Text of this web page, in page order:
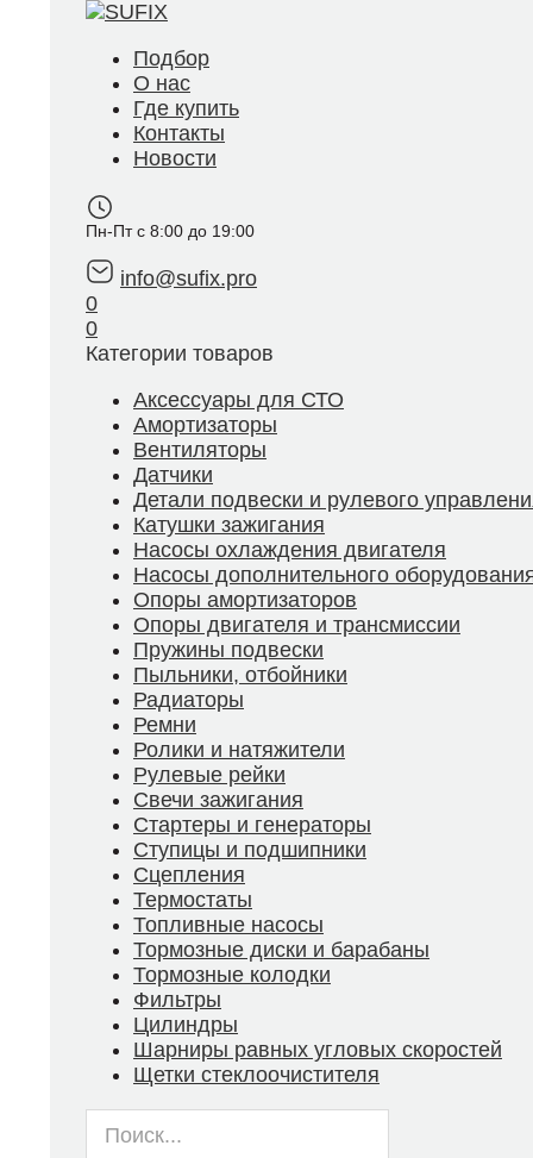
Подбор
О нас
Где купить
Контакты
Новости
Пн-Пт с 8:00 до 19:00
info@sufix.pro
0
0
Категории товаров
Аксессуары для СТО
Амортизаторы
Вентиляторы
Датчики
Детали подвески и рулевого
Катушки зажигания
Насосы охлаждения двигателя
Насосы дополнительного
Опоры амортизаторов
Опоры двигателя и трансмиссии
Пружины подвески
Пыльники, отбойники
Радиаторы
Ремни
Ролики и натяжители
Рулевые рейки
Свечи зажигания
Стартеры и генераторы
Ступицы и подшипники
Сцепления
Термостаты
Топливные насосы
Тормозные диски и барабаны
Тормозные колодки
Фильтры
Цилиндры
Шарниры равных угловых скоростей
Щетки стеклоочистителя